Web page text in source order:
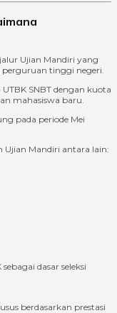
Ujian Mandiri yang
tinggi negeri.
SNBT dengan kuota
mahasiswa baru.
pada periode Mei
Ujian Mandiri antara lain:
dasar seleksi
berdasarkan prestasi